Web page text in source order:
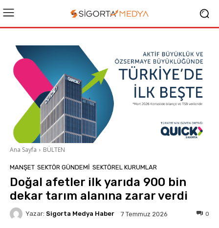
Ana Sayfa BÜLTEN
MANŞET SEKTÖR GÜNDEMİ SEKTÖREL KURUMLAR
Doğal afetler ilk yarıda 900 bin
dekar tarım alanına zarar verdi
Yazar: Sigorta Medya Haber 7 Temmuz 2026 0